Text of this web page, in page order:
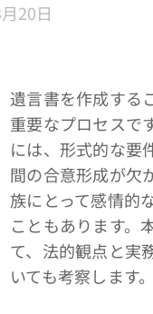
20日
遺言書を作成する
重要なプロセスで
には、形式的な要
間の合意形成が欠
族にとって感情的
こともあります。
て、法的観点と実
いても考察します。